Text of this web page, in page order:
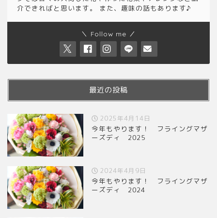
介できればと思います。 また、趣味の話もあります♪
＼ Follow me ／
最近の投稿
2025年4月14日
今年もやります！ フライングマザ
ーズディ 2025
2024年4月9日
今年もやります！ フライングマザ
ーズディ 2024